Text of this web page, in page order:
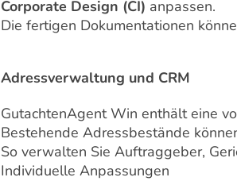
Corporate Design (CI) anpassen.
Die fertigen Dokumentationen
Adressverwaltung und CRM
GutachtenAgent Win enthält eine
Bestehende Adressbestände
So verwalten Sie Auftraggeber,
Individuelle Anpassungen